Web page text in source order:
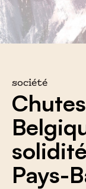
société
Pays-